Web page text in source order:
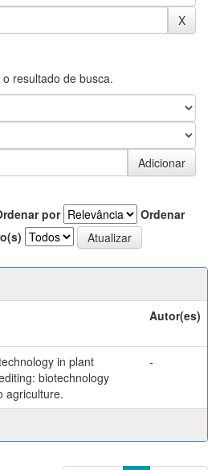
resultado de busca.
por
Ordenar
Autor(es)
in plant
biotechnology
agriculture.
-